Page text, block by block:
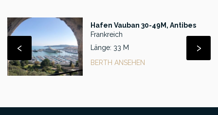
Hafen Vauban 30-49M, Antibes
Frankreich
Länge: 33 M
BERTH ANSEHEN
‹ ›